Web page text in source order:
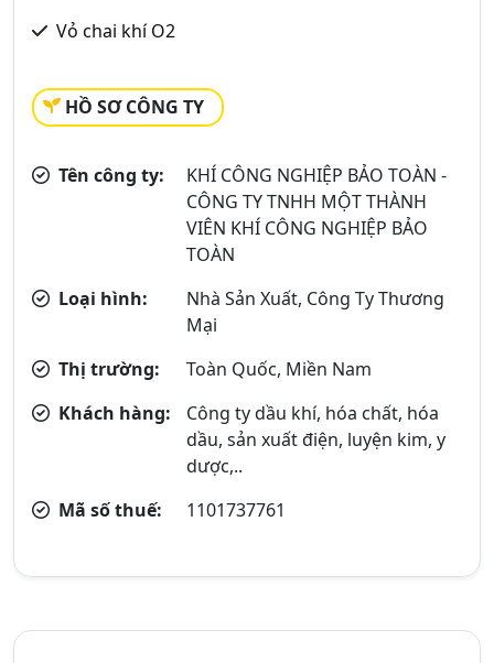
Vỏ chai khí O2
HỒ SƠ CÔNG TY
Tên công ty:
KHÍ CÔNG NGHIỆP BẢO TOÀN -
CÔNG TY TNHH MỘT THÀNH
VIÊN KHÍ CÔNG NGHIỆP BẢO
TOÀN
Loại hình:
Nhà Sản Xuất, Công Ty Thương
Mại
Thị trường:
Toàn Quốc, Miền Nam
Khách hàng:
Công ty dầu khí, hóa chất, hóa
dầu, sản xuất điện, luyện kim, y
dược,..
Mã số thuế:
1101737761